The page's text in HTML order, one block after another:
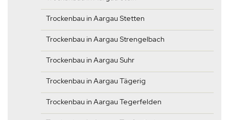
Trockenbau in Aargau Stetten
Trockenbau in Aargau Strengelbach
Trockenbau in Aargau Suhr
Trockenbau in Aargau Tägerig
Trockenbau in Aargau Tegerfelden